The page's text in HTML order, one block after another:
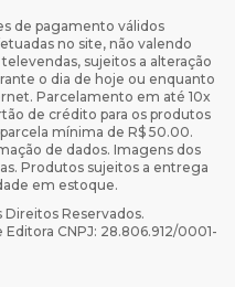
de pagamento válidos
no site, não valendo
sujeitos a alteração
o dia de hoje ou enquanto
Parcelamento em até 10x
de crédito para os produtos
mínima de R$ 50.00.
de dados. Imagens dos
Produtos sujeitos a entrega
em estoque.
Reservados.
CNPJ: 28.806.912/0001-